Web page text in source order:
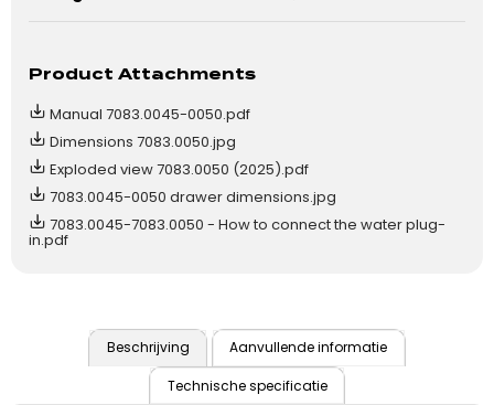
Product Attachments
Manual 7083.0045-0050.pdf
Dimensions 7083.0050.jpg
Exploded view 7083.0050 (2025).pdf
7083.0045-0050 drawer dimensions.jpg
7083.0045-7083.0050 - How to connect the water plug-
in.pdf
Beschrijving Aanvullende informatie
Technische specificatie